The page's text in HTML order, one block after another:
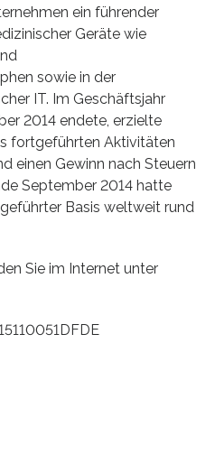
ein führender
Geräte wie
sowie in der
IT. Im Geschäftsjahr
2014 endete, erzielte
fortgeführten Aktivitäten
einen Gewinn nach Steuern
September 2014 hatte
Basis weltweit rund
Sie im Internet unter